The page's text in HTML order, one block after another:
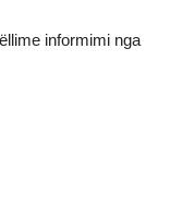
informimi nga